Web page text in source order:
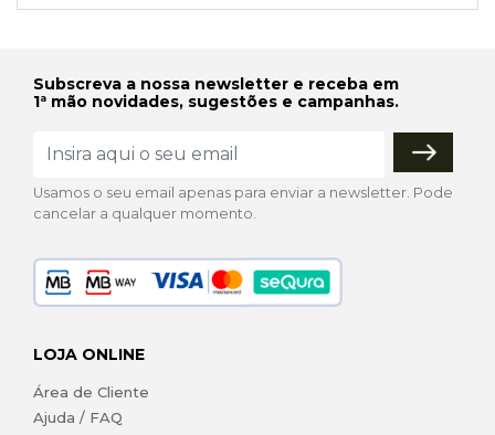
Subscreva a nossa newsletter e receba em
1ª mão novidades, sugestões e campanhas.
Usamos o seu email apenas para enviar a newsletter. Pode
cancelar a qualquer momento.
LOJA ONLINE
Área de Cliente
Ajuda / FAQ